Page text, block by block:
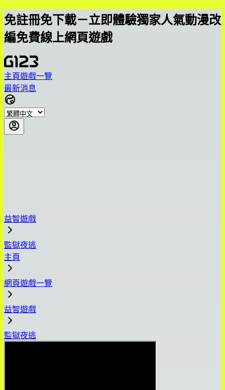
免註冊免下載－立即體驗獨家人氣動漫改
編免費線上網頁遊戲
主頁遊戲一覽
最新消息
益智遊戲
監獄夜逃
主頁
網頁遊戲一覽
益智遊戲
監獄夜逃